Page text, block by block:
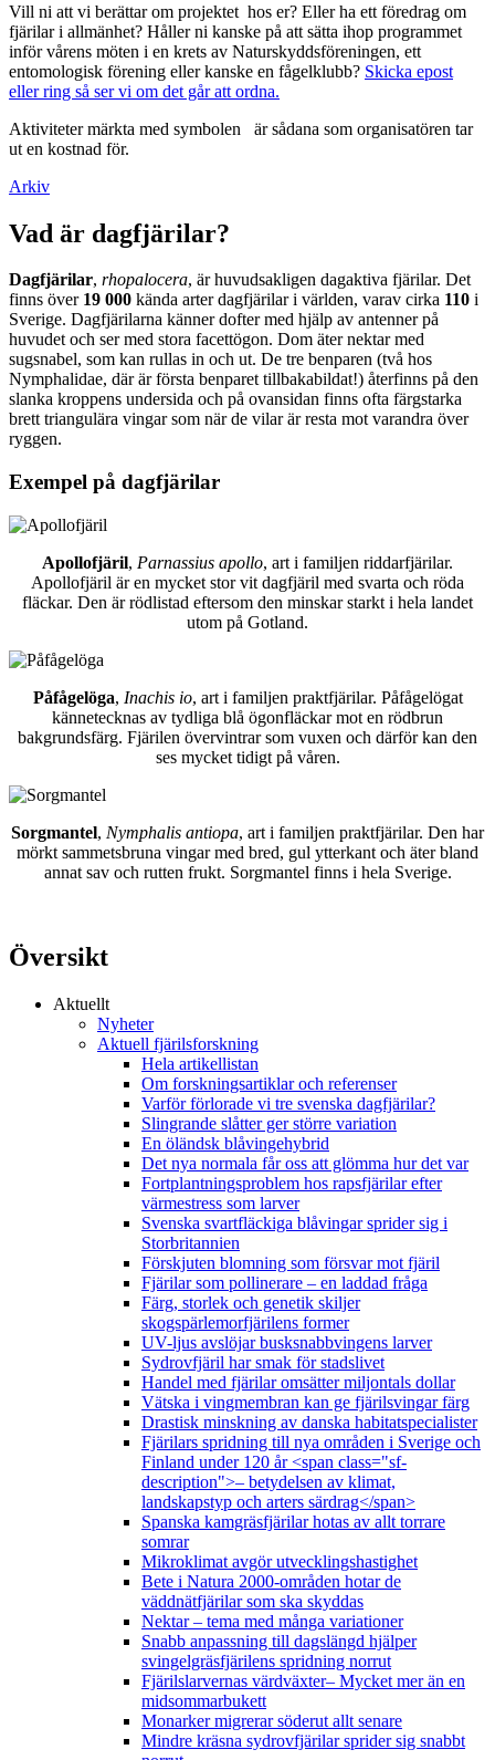
Vill ni att vi berättar om projektet hos er? Eller ha ett föredrag om
fjärilar i allmänhet? Håller ni kanske på att sätta ihop programmet
inför vårens möten i en krets av Naturskyddsföreningen, ett
entomologisk förening eller kanske en fågelklubb? Skicka epost
eller ring så ser vi om det går att ordna.
Aktiviteter märkta med symbolen
är sådana som organisatören tar
ut en kostnad för.
Arkiv
Vad är dagfjärilar?
Dagfjärilar, rhopalocera, är huvudsakligen dagaktiva fjärilar. Det
finns över 19 000 kända arter dagfjärilar i världen, varav cirka 110 i
Sverige. Dagfjärilarna känner dofter med hjälp av antenner på
huvudet och ser med stora facettögon. Dom äter nektar med
sugsnabel, som kan rullas in och ut. De tre benparen (två hos
Nymphalidae, där är första benparet tillbakabildat!) återfinns på den
slanka kroppens undersida och på ovansidan finns ofta färgstarka
brett triangulära vingar som när de vilar är resta mot varandra över
ryggen.
Exempel på dagfjärilar
Apollofjäril, Parnassius apollo, art i familjen riddarfjärilar.
Apollofjäril är en mycket stor vit dagfjäril med svarta och röda
fläckar. Den är rödlistad eftersom den minskar starkt i hela landet
utom på Gotland.
Påfågelöga, Inachis io, art i familjen praktfjärilar. Påfågelögat
kännetecknas av tydliga blå ögonfläckar mot en rödbrun
bakgrundsfärg. Fjärilen övervintrar som vuxen och därför kan den
ses mycket tidigt på våren.
Sorgmantel, Nymphalis antiopa, art i familjen praktfjärilar. Den har
mörkt sammetsbruna vingar med bred, gul ytterkant och äter bland
annat sav och rutten frukt. Sorgmantel finns i hela Sverige.
Översikt
Aktuellt
Nyheter
Aktuell fjärilsforskning
Hela artikellistan
Om forskningsartiklar och referenser
Varför förlorade vi tre svenska dagfjärilar?
Slingrande slåtter ger större variation
En öländsk blåvingehybrid
Det nya normala får oss att glömma hur det var
Fortplantningsproblem hos rapsfjärilar efter
värmestress som larver
Svenska svartfläckiga blåvingar sprider sig i
Storbritannien
Förskjuten blomning som försvar mot fjäril
Fjärilar som pollinerare – en laddad fråga
Färg, storlek och genetik skiljer
skogspärlemorfjärilens former
UV-ljus avslöjar busksnabbvingens larver
Sydrovfjäril har smak för stadslivet
Handel med fjärilar omsätter miljontals dollar
Vätska i vingmembran kan ge fjärilsvingar färg
Drastisk minskning av danska habitatspecialister
Fjärilars spridning till nya områden i Sverige och
Finland under 120 år <span class="sf-
description">– betydelsen av klimat,
landskapstyp och arters särdrag</span>
Spanska kamgräsfjärilar hotas av allt torrare
somrar
Mikroklimat avgör utvecklingshastighet
Bete i Natura 2000-områden hotar de
väddnätfjärilar som ska skyddas
Nektar – tema med många variationer
Snabb anpassning till dagslängd hjälper
svingelgräsfjärilens spridning norrut
Fjärilslarvernas värdväxter– Mycket mer än en
midsommarbukett
Monarker migrerar söderut allt senare
Mindre kräsna sydrovfjärilar sprider sig snabbt